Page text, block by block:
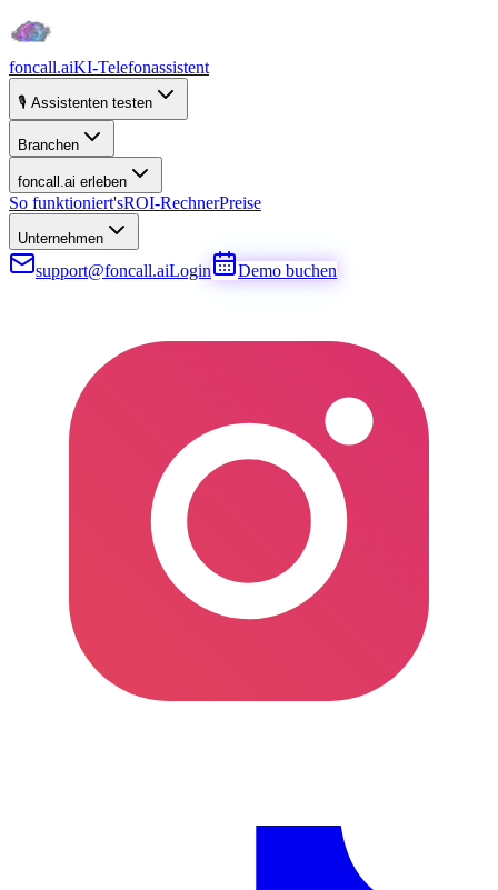
foncall.aiKI-Telefonassistent
🎙️ Assistenten testen
Branchen
foncall.ai erleben
So funktioniert'sROI-RechnerPreise
Unternehmen
support@foncall.aiLogin Demo buchen